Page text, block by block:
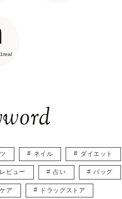
ネイル ダイエット
ビュー 占い バッグ
ア ドラッグストア